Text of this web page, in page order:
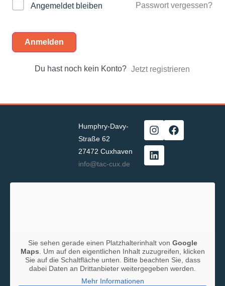
Angemeldet bleiben Passwort vergessen?
Anmelden
Du hast noch kein Konto? Jetzt registrieren
Humphry-Davy-
Straße 62
27472 Cuxhaven
info@tac-cux.de
Sie sehen gerade einen Platzhalterinhalt von Google
Maps . Um auf den eigentlichen Inhalt zuzugreifen, klicken
Sie auf die Schaltfläche unten. Bitte beachten Sie, dass
dabei Daten an Drittanbieter weitergegeben werden.
Mehr Informationen